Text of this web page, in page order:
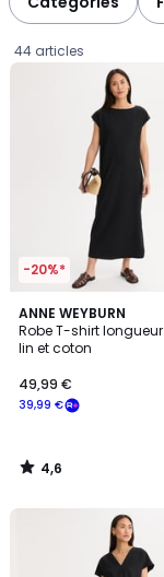
44 articles
-20%*
ANNE WEYBURN
Robe T-shirt
lin et coton
€
souscrivez
notre
programme
39,99 €
49,99 €
4,6
/ 5
4,6
/